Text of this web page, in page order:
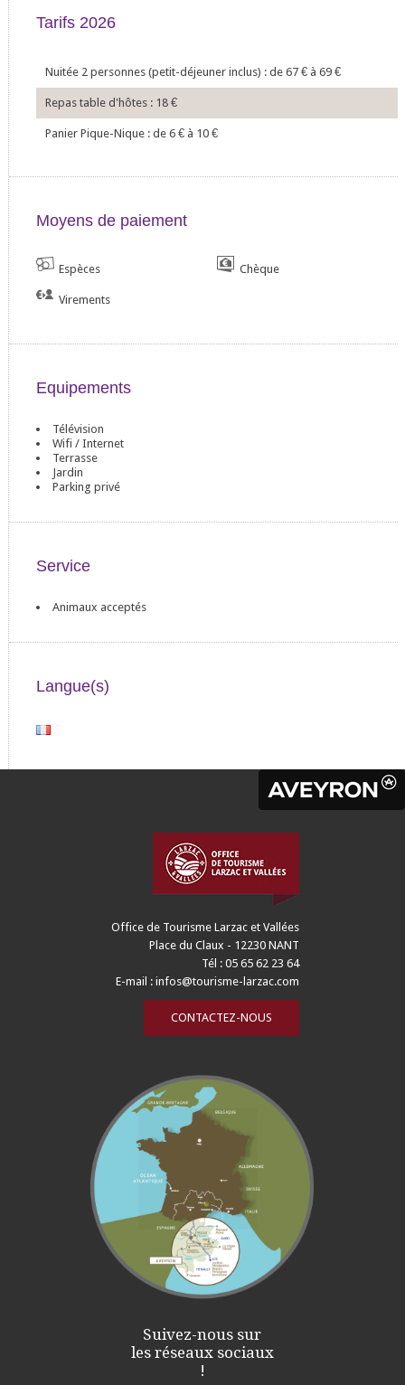
Tarifs 2026
Nuitée 2 personnes (petit-déjeuner inclus) : de 67 €à 69 €
Repas table d'hôtes : 18 €
Panier Pique-Nique : de 6 €à 10 €
Moyens de paiement
Espèces Chèque
Virements
Equipements
Télévision
Wifi / Internet
Terrasse
Jardin
Parking privé
Service
Animaux acceptés
Langue(s)
Office de Tourisme Larzac et Vallées
Place du Claux - 12230 NANT
Tél : 05 65 62 23 64
E-mail :infos@tourisme-larzac.com
CONTACTEZ-NOUS
Suivez-nous sur
les réseaux sociaux
!